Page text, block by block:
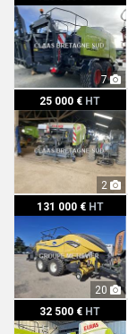
7
25 000 € HT
2
Claas ROLLANT 455
131 000 € HT
20
New Holland BB 1290
32 500 € HT
Claas VARIANT 465